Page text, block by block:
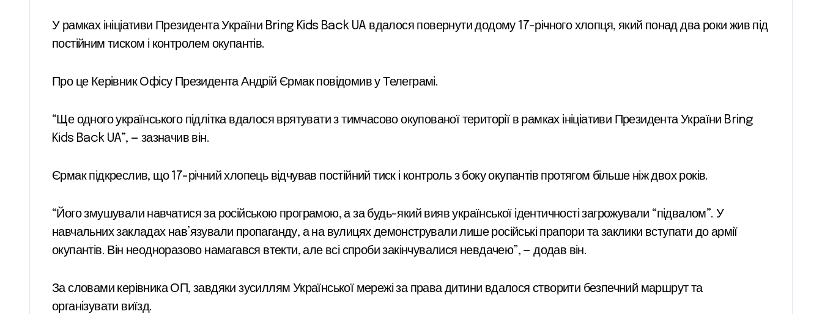
У рамках ініціативи Президента України Bring Kids Back UA вдалося повернути додому 17-річного хлопця, який понад два роки жив під
постійним тиском і контролем окупантів.
Про це Керівник Офісу Президента Андрій Єрмак повідомив у Телеграмі.
“Ще одного українського підлітка вдалося врятувати з тимчасово окупованої території в рамках ініціативи Президента України Bring
Kids Back UA”, — зазначив він.
Єрмак підкреслив, що 17-річний хлопець відчував постійний тиск і контроль з боку окупантів протягом більше ніж двох років.
“Його змушували навчатися за російською програмою, а за будь-який вияв української ідентичності загрожували “підвалом”. У
навчальних закладах нав’язували пропаганду, а на вулицях демонстрували лише російські прапори та заклики вступати до армії
окупантів. Він неодноразово намагався втекти, але всі спроби закінчувалися невдачею”, — додав він.
За словами керівника ОП, завдяки зусиллям Української мережі за права дитини вдалося створити безпечний маршрут та
організувати виїзд.